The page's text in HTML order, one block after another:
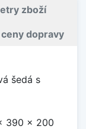
zboží
dopravy
šedá s
390 x 200